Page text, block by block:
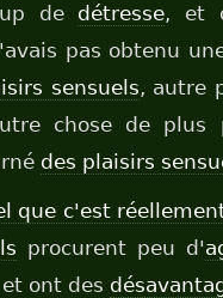
de détresse, et
pas obtenu
sensuels, autre
chose de plus
des plaisirs
que c'est
procurent peu d'
ont des